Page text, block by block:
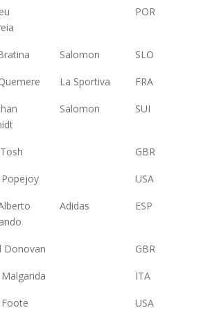
POR
Salomon SLO
La Sportiva FRA
Salomon SUI
GBR
USA
Adidas ESP
Donovan GBR
ITA
USA